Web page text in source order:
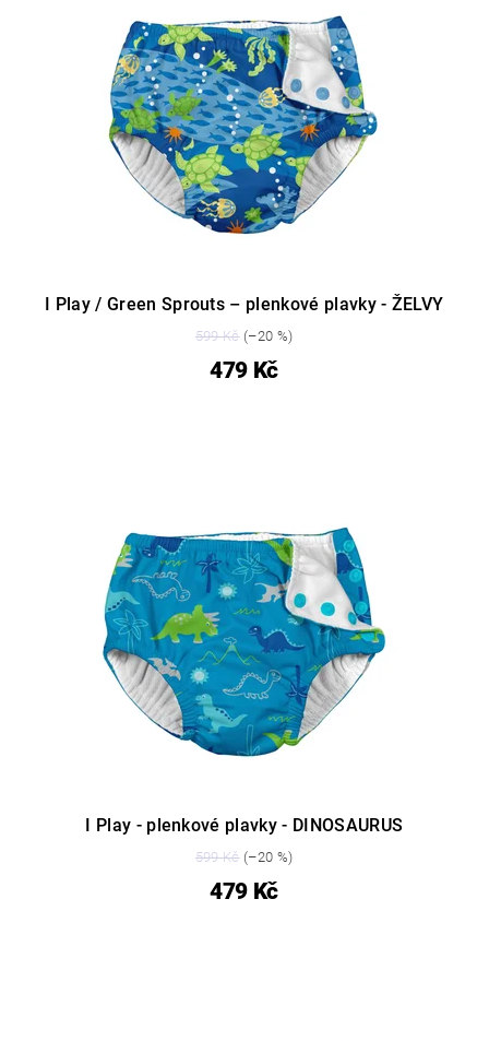
I Play / Green Sprouts – plenkové plavky - ŽELVY
599 Kč(–20 %)
479 Kč
I Play - plenkové plavky - DINOSAURUS
599 Kč(–20 %)
479 Kč